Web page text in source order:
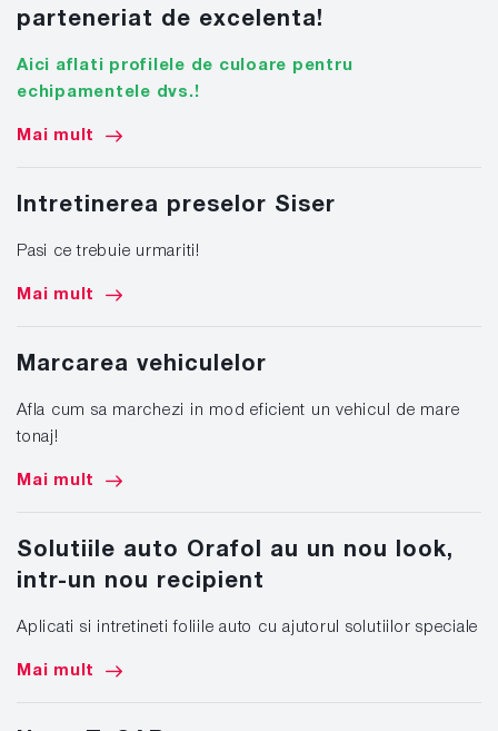
parteneriat de excelenta!
Aici aflati profilele de culoare pentru
echipamentele dvs.!
Mai mult
Intretinerea preselor Siser
Pasi ce trebuie urmariti!
Mai mult
Marcarea vehiculelor
Afla cum sa marchezi in mod eficient un vehicul de mare
tonaj!
Mai mult
Solutiile auto Orafol au un nou look,
intr-un nou recipient
Aplicati si intretineti foliile auto cu ajutorul solutiilor speciale
Mai mult